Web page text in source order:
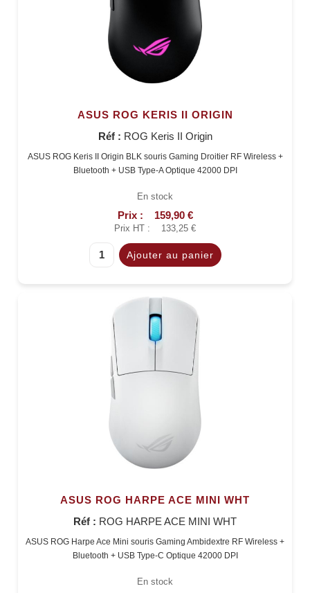
ASUS ROG KERIS II ORIGIN
Réf : ROG Keris II Origin
ASUS ROG Keris II Origin BLK souris Gaming Droitier RF Wireless +
Bluetooth + USB Type-A Optique 42000 DPI
En stock
Prix : 159,90 €
Prix HT : 133,25 €
ASUS ROG HARPE ACE MINI WHT
Réf : ROG HARPE ACE MINI WHT
ASUS ROG Harpe Ace Mini souris Gaming Ambidextre RF Wireless +
Bluetooth + USB Type-C Optique 42000 DPI
En stock